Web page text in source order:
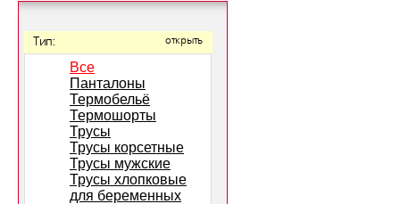
Тип: открыть
Все
Панталоны
Термобельё
Термошорты
Трусы
Трусы корсетные
Трусы мужские
Трусы хлопковые
для беременных